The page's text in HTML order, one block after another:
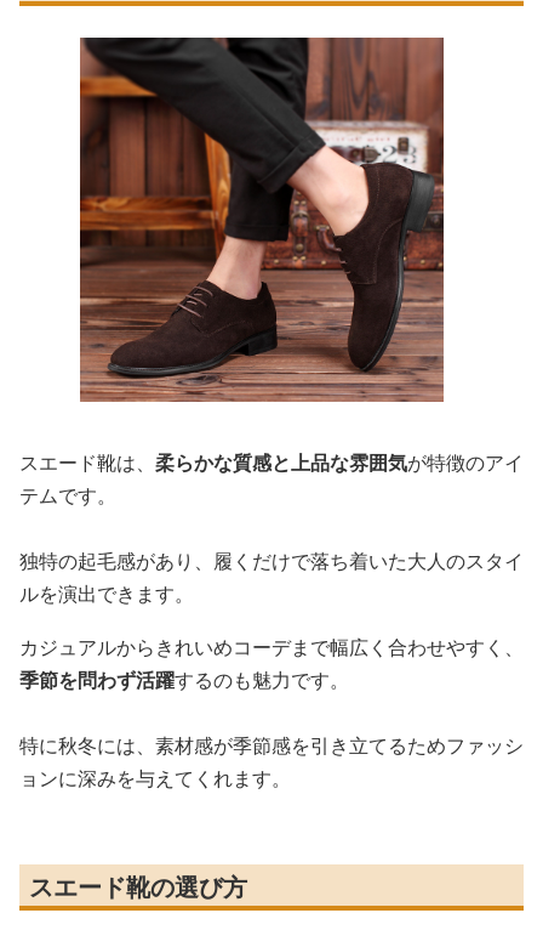
スエード靴は、 柔らかな質感と上品な雰囲気が特徴のアイ
テムです。
独特の起毛感があり、履くだけで落ち着いた大人のスタイ
ルを演出できます。
カジュアルからきれいめコーデまで幅広く合わせやすく、
季節を問わず活躍するのも魅力です。
特に秋冬には、素材感が季節感を引き立てるためファッシ
ョンに深みを与えてくれます。
スエード靴の選び方